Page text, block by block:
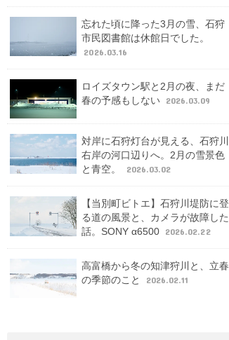
忘れた頃に降った3月の雪、石狩
市民図書館は休館日でした。
2026.03.16
ロイズタウン駅と2月の夜、まだ
春の予感もしない 2026.03.09
対岸に石狩灯台が見える、石狩川
右岸の河口辺りへ。2月の雪景色
と青空。
2026.03.02
【当別町ビトエ】石狩川堤防に登
る道の風景と、カメラが故障した
話。SONY α6500 2026.02.22
高富橋から冬の知津狩川と、立春
の季節のこと
2026.02.11